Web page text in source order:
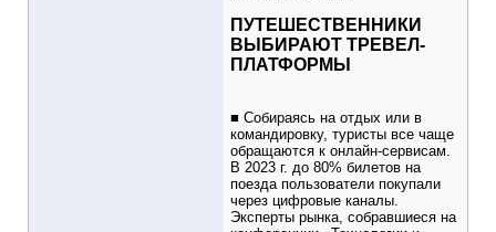
ПУТЕШЕСТВЕННИКИ
ВЫБИРАЮТ ТРЕВЕЛ-
ПЛАТФОРМЫ
■ Собираясь на отдых или в
командировку, туристы все чаще
обращаются к онлайн-сервисам.
В 2023 г. до 80% билетов на
поезда пользователи покупали
через цифровые каналы.
Эксперты рынка, собравшиеся на